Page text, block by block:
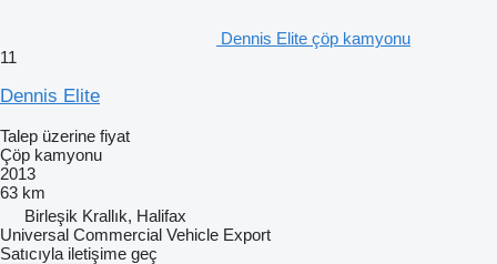
Dennis Elite çöp kamyonu
11
Dennis Elite
Talep üzerine fiyat
Çöp kamyonu
2013
63 km
Birleşik Krallık, Halifax
Universal Commercial Vehicle Export
Satıcıyla iletişime geç